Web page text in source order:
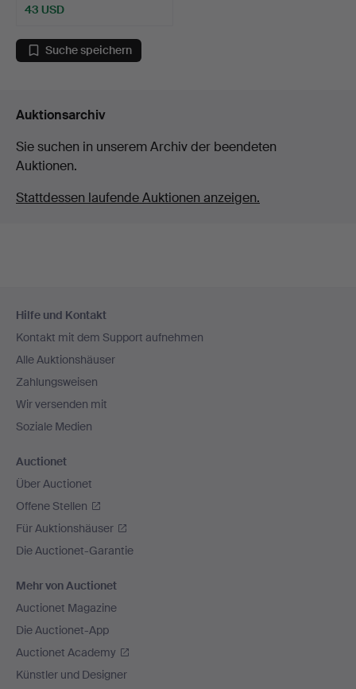
43 USD
Suche speichern
Auktionsarchiv
Sie suchen in unserem Archiv der beendeten
Auktionen.
Stattdessen laufende Auktionen anzeigen.
Navigation
Hilfe und Kontakt
Kontakt mit dem Support aufnehmen
Alle Auktionshäuser
Zahlungsweisen
Wir versenden mit
Soziale Medien
Auctionet
Über Auctionet
Offene Stellen
Für Auktionshäuser
Die Auctionet-Garantie
Mehr von Auctionet
Auctionet Magazine
Die Auctionet-App
Auctionet Academy
Künstler und Designer